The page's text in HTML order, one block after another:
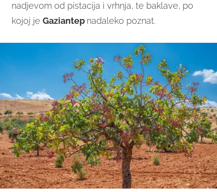
nadjevom od pistacija i vrhnja, te baklave, po
kojoj je Gaziantep nadaleko poznat.